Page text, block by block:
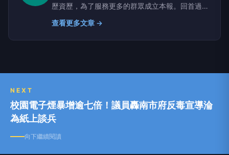
歷資歷，為了服務更多的群眾成立本報。回首過去
歷年來，承蒙社會大眾的支持與鼓勵，無限的感
激，全體的同仁也深表謝意，讓讀者更便利知道每
天社會上所發生的大小新聞與常識。
查看更多文章 →
NEXT
校園電子煙暴增逾七倍！議員轟南市府反毒宣導淪
為紙上談兵
向下繼續閱讀